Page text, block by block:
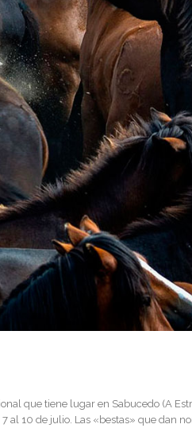
que tiene lugar en Sabucedo (A
al 10 de julio. Las «bestas» que dan